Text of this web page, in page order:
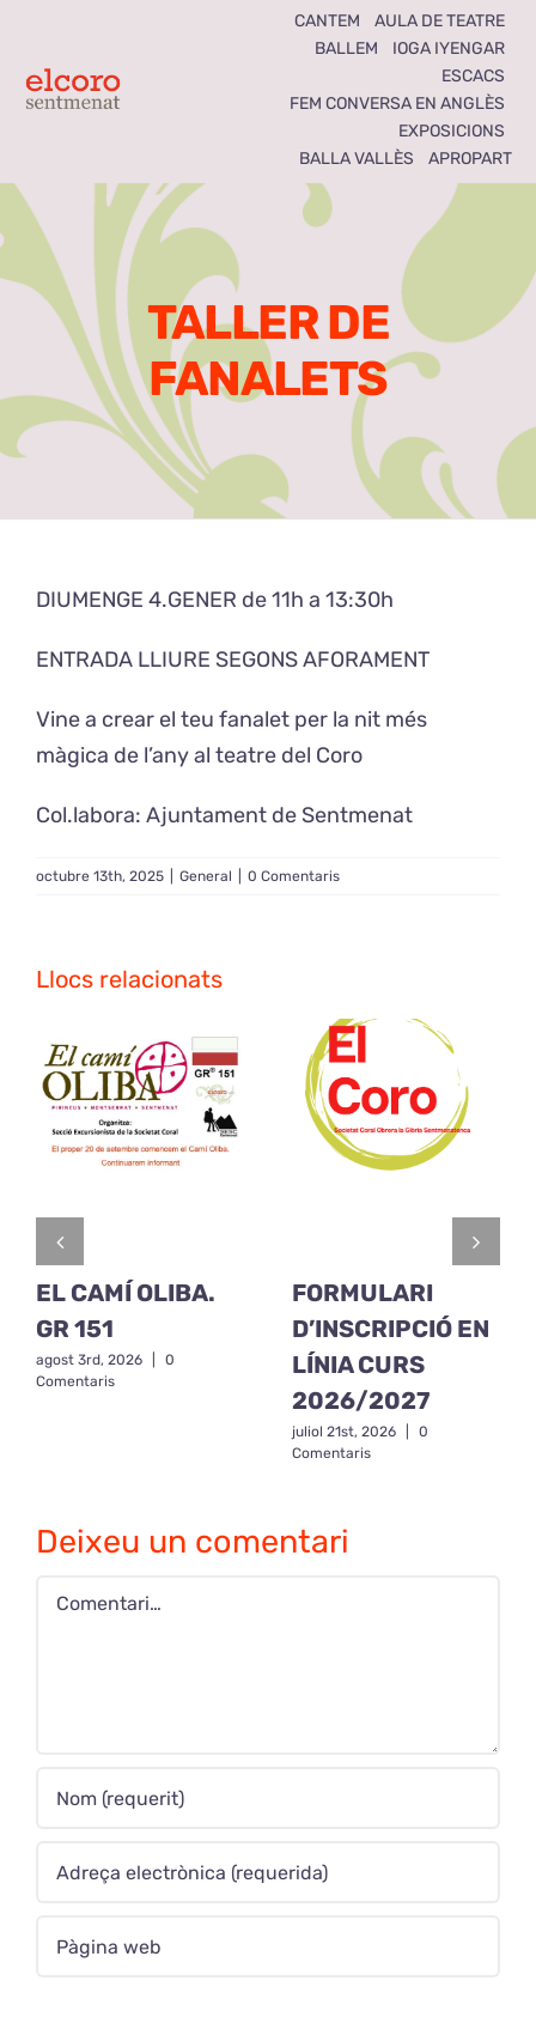
content
Toggle
Notícies
Seccions
El Coro som tots
Activitats
Exposicions
El Cafè del Coro
Teatre del Coro
Balla Vallès
CANTEM
AULA DE TEATRE
BALLEM
IOGA IYENGAR
ESCACS
FEM CONVERSA EN ANGLÈS
EXPOSICIONS
BALLA VALLÈS
APROPART
TALLER DE
FANALETS
DIUMENGE 4.GENER de 11h a 13:30h
ENTRADA LLIURE SEGONS AFORAMENT
Vine a crear el teu fanalet per la nit més
màgica de l’any al teatre del Coro
Col.labora: Ajuntament de Sentmenat
octubre 13th, 2025 General 0 Comentaris
Llocs relacionats
EL CAMÍ OLIBA.
GR 151
agost 3rd, 2026
0
Comentaris
FORMULARI
D’INSCRIPCIÓ EN
LÍNIA CURS
2026/2027
juliol 21st, 2026
0
Comentaris
Deixeu un comentari
Comment